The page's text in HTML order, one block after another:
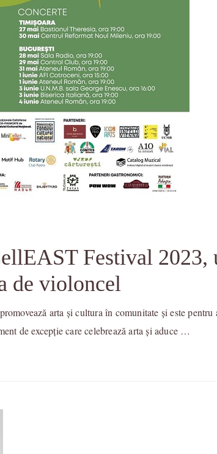
Festival 2023,
de violoncel
arta și cultura în comunitate și este
de excepție care celebrează arta și aduce …